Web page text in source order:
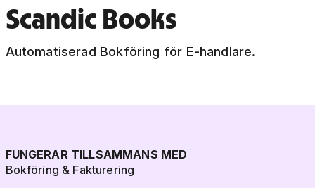
Scandic Books
Automatiserad Bokföring för E-handlare.
FUNGERAR TILLSAMMANS MED
Bokföring & Fakturering